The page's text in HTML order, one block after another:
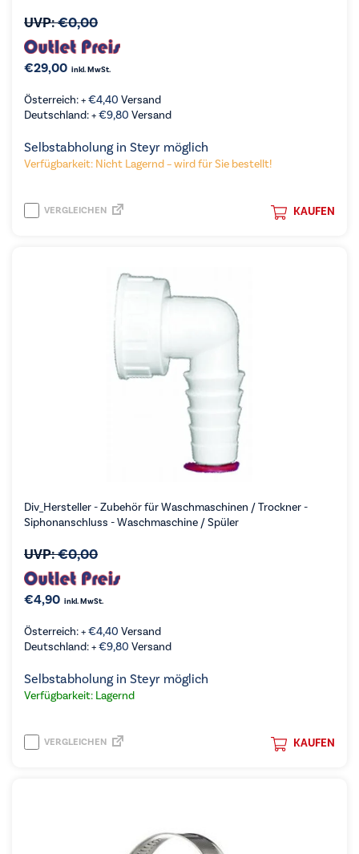
UVP:€0,00
€29,00 inkl. MwSt.
Österreich: +€4,40 Versand
Deutschland: +€9,80 Versand
Selbstabholung in Steyr möglich
Verfügbarkeit: Nicht Lagernd – wird für Sie bestellt!
KAUFEN
VERGLEICHEN
Div_Hersteller - Zubehör für Waschmaschinen / Trockner -
Siphonanschluss - Waschmaschine / Spüler
UVP:€0,00
€4,90 inkl. MwSt.
Österreich: +€4,40 Versand
Deutschland: +€9,80 Versand
Selbstabholung in Steyr möglich
Verfügbarkeit: Lagernd
KAUFEN
VERGLEICHEN